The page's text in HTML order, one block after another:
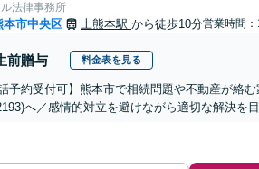
法律事務所
本市中央区 上熊本駅 から徒歩10分営業時間：
前贈与 料金表を見る
話予約受付可】熊本市で相続問題や不動産が絡
へ／感情的対立を避けながら適切な解決を